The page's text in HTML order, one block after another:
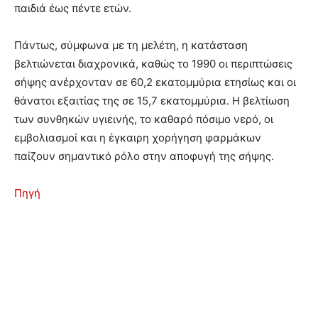
παιδιά έως πέντε ετών.
Πάντως, σύμφωνα με τη μελέτη, η κατάσταση
βελτιώνεται διαχρονικά, καθώς το 1990 οι περιπτώσεις
σήψης ανέρχονταν σε 60,2 εκατομμύρια ετησίως και οι
θάνατοι εξαιτίας της σε 15,7 εκατομμύρια. Η βελτίωση
των συνθηκών υγιεινής, το καθαρό πόσιμο νερό, οι
εμβολιασμοί και η έγκαιρη χορήγηση φαρμάκων
παίζουν σημαντικό ρόλο στην αποφυγή της σήψης.
Πηγή